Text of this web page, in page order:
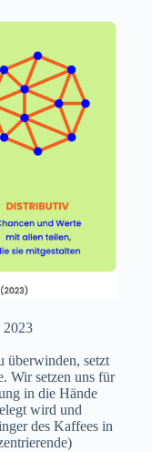
2023
überwinden, setzt
Wir setzen uns für
in die Hände
wird und
des Kaffees in